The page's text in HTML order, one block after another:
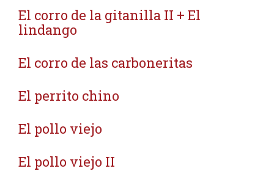
El corro de la gitanilla II + El
lindango
El corro de las carboneritas
El perrito chino
El pollo viejo
El pollo viejo II